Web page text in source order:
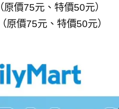
價75元、特價50元）
原價75元、特價50元）